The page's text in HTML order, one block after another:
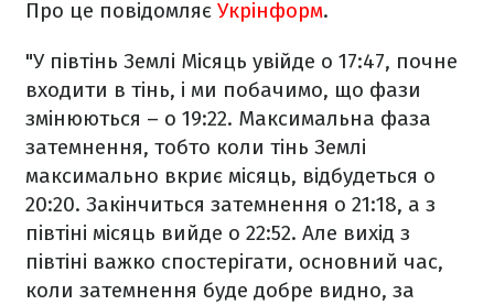
Про це повідомляє Укрінформ.
"У півтінь Землі Місяць увійде о 17:47, почне
входити в тінь, і ми побачимо, що фази
змінюються – о 19:22. Максимальна фаза
затемнення, тобто коли тінь Землі
максимально вкриє місяць, відбудеться о
20:20. Закінчиться затемнення о 21:18, а з
півтіні місяць вийде о 22:52. Але вихід з
півтіні важко спостерігати, основний час,
коли затемнення буде добре видно, за